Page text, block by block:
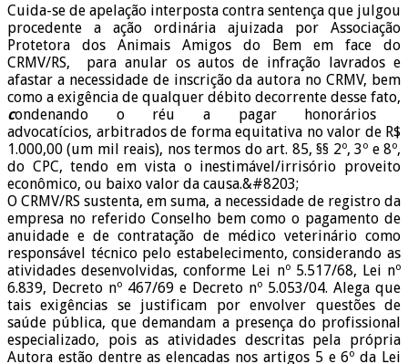
Cuida-se de apelação interposta contra sentença que julgou
procedente a ação ordinária ajuizada por Associação
Protetora dos Animais Amigos do Bem em face do
CRMV/RS, para anular os autos de infração lavrados e
afastar a necessidade de inscrição da autora no CRMV, bem
como a exigência de qualquer débito decorrente desse fato,
condenando o réu a pagar honorários
advocatícios, arbitrados de forma equitativa no valor de R$
1.000,00 (um mil reais), nos termos do art. 85, §§ 2º, 3º e 8º,
do CPC, tendo em vista o inestimável/irrisório proveito
econômico, ou baixo valor da causa.&#8203;
O CRMV/RS sustenta, em suma, a necessidade de registro da
empresa no referido Conselho bem como o pagamento de
anuidade e de contratação de médico veterinário como
responsável técnico pelo estabelecimento, considerando as
atividades desenvolvidas, conforme Lei nº 5.517/68, Lei nº
6.839, Decreto nº 467/69 e Decreto nº 5.053/04. Alega que
tais exigências se justificam por envolver questões de
saúde pública, que demandam a presença do profissional
especializado, pois as atividades descritas pela própria
Autora estão dentre as elencadas nos artigos 5 e 6º da Lei